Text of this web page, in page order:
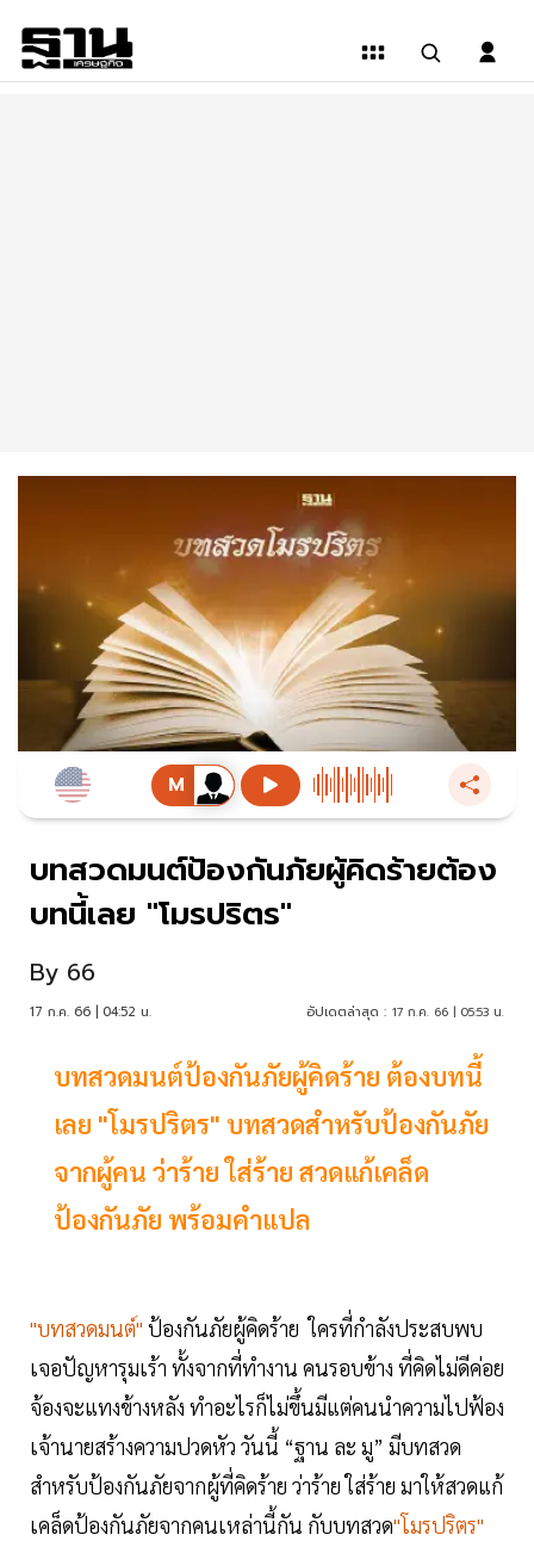
บทสวดมนต์ป้องกันภัยผู้คิดร้ายต้อง
บทนี้เลย "โมรปริตร"
By 66
17 ก.ค. 66 | 04:52 น. อัปเดตล่าสุด : 17 ก.ค. 66 | 05:53 น.
บทสวดมนต์ป้องกันภัยผู้คิดร้าย ต้องบทนี้
เลย "โมรปริตร" บทสวดสำหรับป้องกันภัย
จากผู้คน ว่าร้าย ใส่ร้าย สวดแก้เคล็ด
ป้องกันภัย พร้อมคำแปล
"บทสวดมนต์" ป้องกันภัยผู้คิดร้าย ใครที่กำลังประสบพบ
เจอปัญหารุมเร้า ทั้งจากที่ทำงาน คนรอบข้าง ที่คิดไม่ดีค่อย
จ้องจะแทงข้างหลัง ทำอะไรก็ไม่ขึ้นมีแต่คนนำความไปฟ้อง
เจ้านายสร้างความปวดหัว วันนี้ “ฐาน ละ มู” มีบทสวด
สำหรับป้องกันภัยจากผู้ที่คิดร้าย ว่าร้าย ใส่ร้าย มาให้สวดแก้
เคล็ดป้องกันภัยจากคนเหล่านี้กัน กับบทสวด"โมรปริตร"